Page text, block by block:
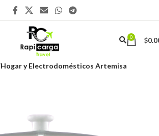
0 $
Hogar y Electrodomésticos Artemisa